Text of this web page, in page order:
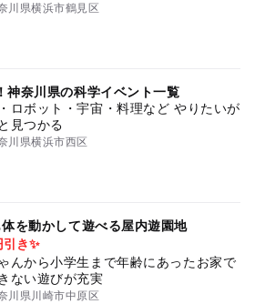
川県横浜市鶴見区
神奈川県の科学イベント一覧
ロボット・宇宙・料理など やりたいが
見つかる
川県横浜市西区
を動かして遊べる屋内遊園地
き✨
んから小学生まで年齢にあったお家で
ない遊びが充実
川県川崎市中原区